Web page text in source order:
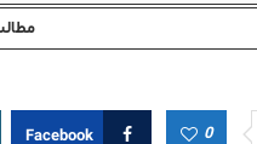
0
Facebook